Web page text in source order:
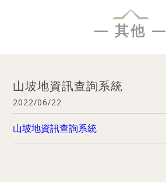
— 其他 —
山坡地資訊查詢系統
2022/06/22
山坡地資訊查詢系統